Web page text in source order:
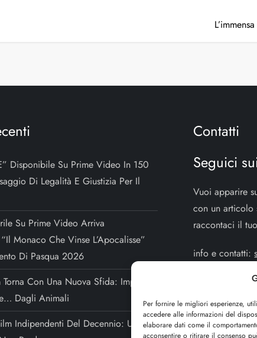
Per fornire le migliori esperienze,
accedere alle informazioni del
elaborare dati come il
acconsentire o ritirare il consenso
Disponibile Su Prime Video In 150
Di Legalità E Giustizia Per Il
Su Prime Video Arriva
Monaco Che Vinse L’Apocalisse”
Di Pasqua 2026
Con Una Nuova Sfida: Imparare
Dagli Animali
Indipendenti Del Decennio: Una
Contatti
Seguici
Vuoi apparire
con un articolo
raccontaci il
info e contatti:
dojouomo.it è
dojoblog.it di
sede legale in
IT13402731007